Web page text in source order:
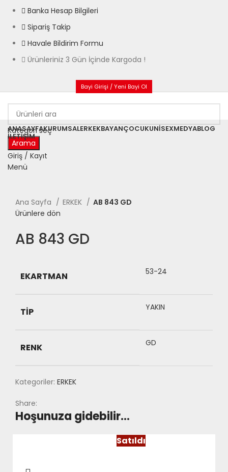
Banka Hesap Bilgileri
Sipariş Takip
Havale Bildirim Formu
Ürünleriniz 3 Gün İçinde Kargoda !
Bayi Girişi / Yeni Bayi Ol
Kategori seç
Arama
Giriş / Kayıt
Menü
ANASAYFAKURUMSALERKEKBAYANÇOCUKUNISEXMEDYABLOG
İLETIŞIM
Büyütmek için tıklayın
Ana Sayfa ERKEK
AB 843 GD
Ürünlere dön
AB 843 GD
EKARTMAN 53-24
TIP YAKIN
RENK GD
Kategoriler: ERKEK
Share:
Hoşunuza gidebilir…
Satıldı